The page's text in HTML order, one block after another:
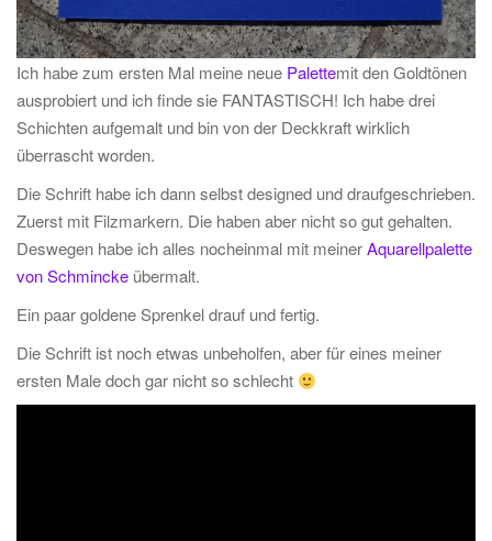
Ich habe zum ersten Mal meine neue Palettemit den Goldtönen
ausprobiert und ich finde sie FANTASTISCH! Ich habe drei
Schichten aufgemalt und bin von der Deckkraft wirklich
überrascht worden.
Die Schrift habe ich dann selbst designed und draufgeschrieben.
Zuerst mit Filzmarkern. Die haben aber nicht so gut gehalten.
Deswegen habe ich alles nocheinmal mit meinerAquarellpalette
von Schmincke übermalt.
Ein paar goldene Sprenkel drauf und fertig.
Die Schrift ist noch etwas unbeholfen, aber für eines meiner
ersten Male doch gar nicht so schlecht